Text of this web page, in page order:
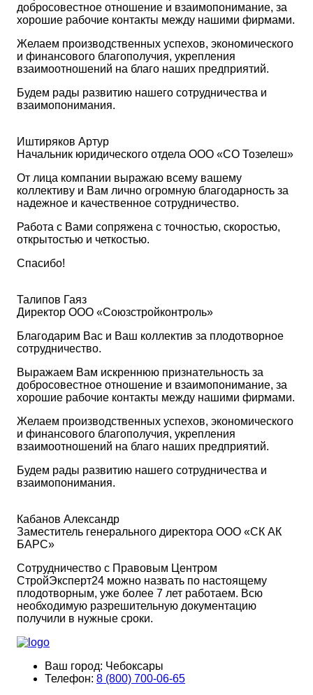
добросовестное отношение и взаимопонимание, за
хорошие рабочие контакты между нашими фирмами.
Желаем производственных успехов, экономического
и финансового благополучия, укрепления
взаимоотношений на благо наших предприятий.
Будем рады развитию нашего сотрудничества и
взаимопонимания.
Иштиряков Артур
Начальник юридического отдела ООО «СО Тозелеш»
От лица компании выражаю всему вашему
коллективу и Вам лично огромную благодарность за
надежное и качественное сотрудничество.
Работа с Вами сопряжена с точностью, скоростью,
открытостью и четкостью.
Спасибо!
Талипов Гаяз
Директор ООО «Союзстройконтроль»
Благодарим Вас и Ваш коллектив за плодотворное
сотрудничество.
Выражаем Вам искреннюю признательность за
добросовестное отношение и взаимопонимание, за
хорошие рабочие контакты между нашими фирмами.
Желаем производственных успехов, экономического
и финансового благополучия, укрепления
взаимоотношений на благо наших предприятий.
Будем рады развитию нашего сотрудничества и
взаимопонимания.
Кабанов Александр
Заместитель генерального директора ООО «СК АК
БАРС»
Сотрудничество с Правовым Центром
СтройЭксперт24 можно назвать по настоящему
плодотворным, уже более 7 лет работаем. Всю
необходимую разрешительную документацию
получили в нужные сроки.
Ваш город: Чебоксары
Телефон: 8 (800) 700-06-65